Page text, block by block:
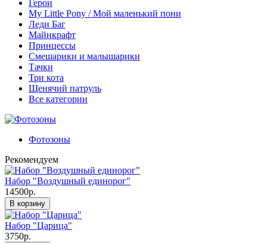
Герои
My Little Pony / Мой маленький пони
Леди Баг
Майнкрафт
Принцессы
Смешарики и малышарики
Тачки
Три кота
Щенячий патруль
Все категории
Фотозоны
Рекомендуем
Набор "Воздушный единорог"
14500р.
В корзину
Набор "Царица"
3750р.